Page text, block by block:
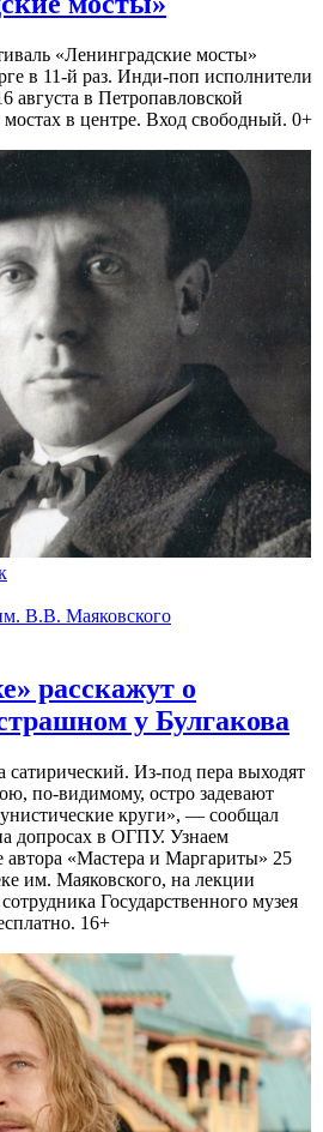
«Ленинградские мосты»
в 11-й раз. Инди-поп исполнители
августа в Петропавловской
мостах в центре. Вход свободный. 0+
В.В. Маяковского
расскажут о
у Булгакова
Из-под пера выходят
по-видимому, остро задевают
круги», — сообщал
допросах в ОГПУ. Узнаем
автора «Мастера и Маргариты» 25
им. Маяковского, на лекции
Государственного музея
16+